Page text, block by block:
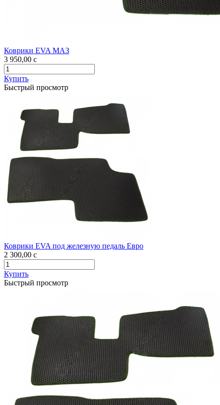
Коврики EVA МАЗ
3 950,00 c
Купить
Быстрый просмотр
Коврики EVA под железную педаль Евро
2 300,00 c
Купить
Быстрый просмотр